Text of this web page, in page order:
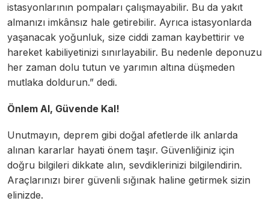
istasyonlarının pompaları çalışmayabilir. Bu da yakıt
almanızı imkânsız hale getirebilir. Ayrıca istasyonlarda
yaşanacak yoğunluk, size ciddi zaman kaybettirir ve
hareket kabiliyetinizi sınırlayabilir. Bu nedenle deponuzu
her zaman dolu tutun ve yarımın altına düşmeden
mutlaka doldurun.” dedi.
Önlem Al, Güvende Kal!
Unutmayın, deprem gibi doğal afetlerde ilk anlarda
alınan kararlar hayati önem taşır. Güvenliğiniz için
doğru bilgileri dikkate alın, sevdiklerinizi bilgilendirin.
Araçlarınızı birer güvenli sığınak haline getirmek sizin
elinizde.